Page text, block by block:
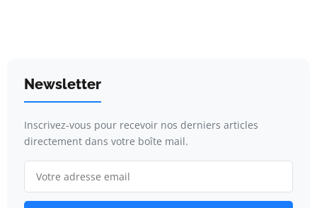
Newsletter
Inscrivez-vous pour recevoir nos derniers articles
directement dans votre boîte mail.